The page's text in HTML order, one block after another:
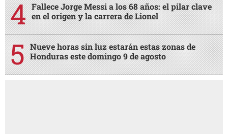
Fallece Jorge Messi a los 68 años: el pilar clave
en el origen y la carrera de Lionel
Nueve horas sin luz estarán estas zonas de
Honduras este domingo 9 de agosto